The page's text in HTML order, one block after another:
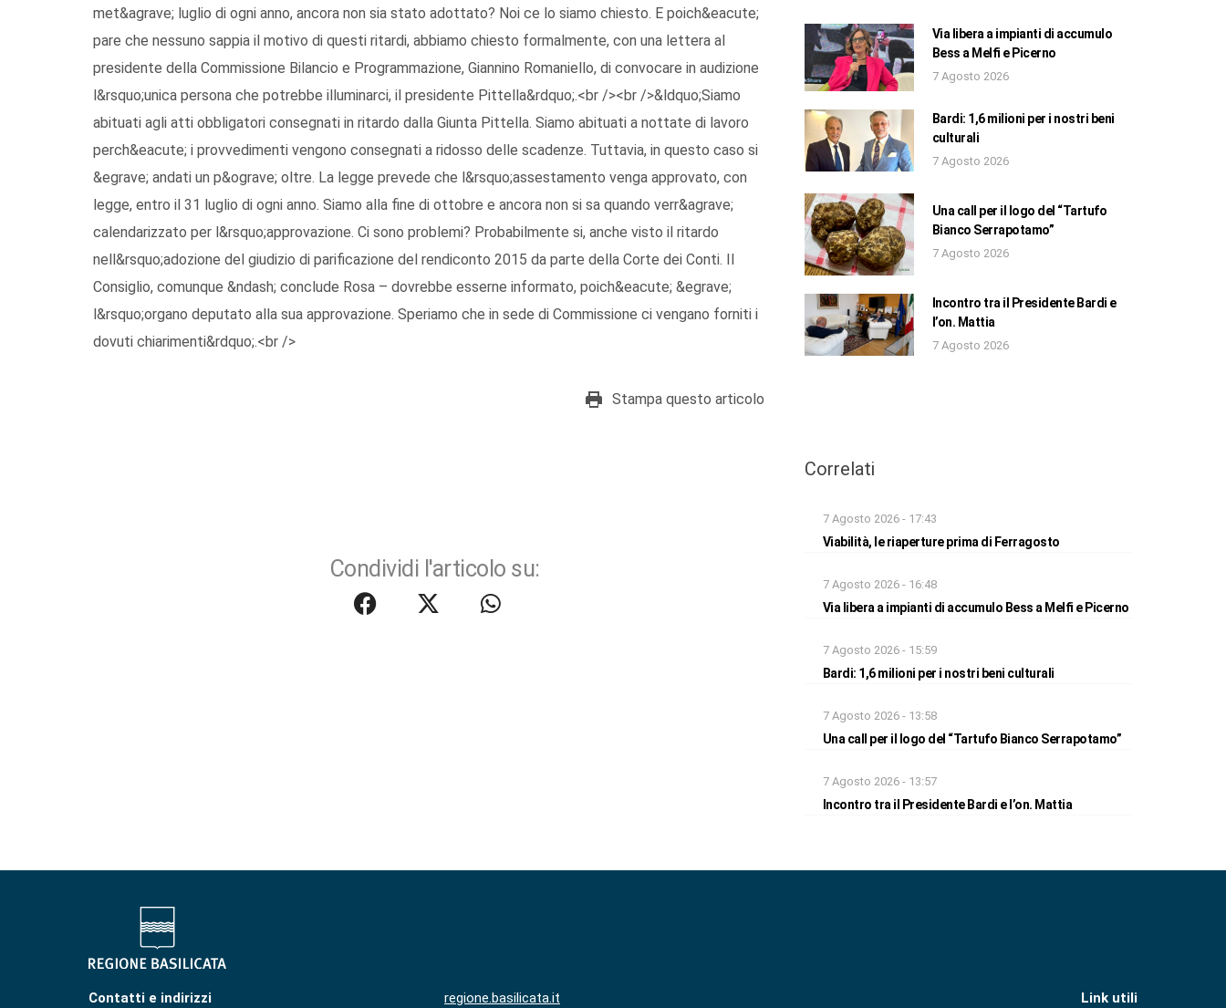
met&agrave; luglio di ogni anno, ancora non sia stato adottato? Noi ce lo siamo chiesto. E poich&eacute;
pare che nessuno sappia il motivo di questi ritardi, abbiamo chiesto formalmente, con una lettera al
presidente della Commissione Bilancio e Programmazione, Giannino Romaniello, di convocare in audizione
l&rsquo;unica persona che potrebbe illuminarci, il presidente Pittella&rdquo;.<br /><br />&ldquo;Siamo
abituati agli atti obbligatori consegnati in ritardo dalla Giunta Pittella. Siamo abituati a nottate di lavoro
perch&eacute; i provvedimenti vengono consegnati a ridosso delle scadenze. Tuttavia, in questo caso si
&egrave; andati un p&ograve; oltre. La legge prevede che l&rsquo;assestamento venga approvato, con
legge, entro il 31 luglio di ogni anno. Siamo alla fine di ottobre e ancora non si sa quando verr&agrave;
calendarizzato per l&rsquo;approvazione. Ci sono problemi? Probabilmente si, anche visto il ritardo
nell&rsquo;adozione del giudizio di parificazione del rendiconto 2015 da parte della Corte dei Conti. Il
Consiglio, comunque &ndash; conclude Rosa – dovrebbe esserne informato, poich&eacute; &egrave;
l&rsquo;organo deputato alla sua approvazione. Speriamo che in sede di Commissione ci vengano forniti i
dovuti chiarimenti&rdquo;.<br />
Stampa questo articolo
Condividi l'articolo su:
Via libera a impianti di accumulo
Bess a Melfi e Picerno
7 Agosto 2026
Bardi: 1,6 milioni per i nostri beni
culturali
7 Agosto 2026
Una call per il logo del “Tartufo
Bianco Serrapotamo”
7 Agosto 2026
Incontro tra il Presidente Bardi e
l’on. Mattia
7 Agosto 2026
Correlati
7 Agosto 2026 - 17:43
Viabilità, le riaperture prima di Ferragosto
7 Agosto 2026 - 16:48
Via libera a impianti di accumulo Bess a Melfi e Picerno
7 Agosto 2026 - 15:59
Bardi: 1,6 milioni per i nostri beni culturali
7 Agosto 2026 - 13:58
Una call per il logo del “Tartufo Bianco Serrapotamo”
7 Agosto 2026 - 13:57
Incontro tra il Presidente Bardi e l’on. Mattia
Contatti e indirizzi regione.basilicata.it Link utili